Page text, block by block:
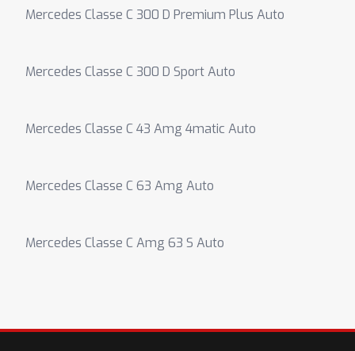
Mercedes Classe C 300 D Premium Plus Auto
Mercedes Classe C 300 D Sport Auto
Mercedes Classe C 43 Amg 4matic Auto
Mercedes Classe C 63 Amg Auto
Mercedes Classe C Amg 63 S Auto